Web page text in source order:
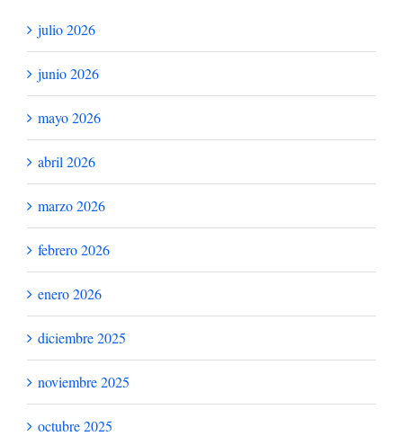
julio 2026
junio 2026
mayo 2026
abril 2026
marzo 2026
febrero 2026
enero 2026
diciembre 2025
noviembre 2025
octubre 2025